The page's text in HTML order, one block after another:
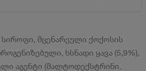
სიროფი, მცენარეული ქოქოსის
ხსნადი ყავა (5,9%),
აგენტი (მალტოდექსტრინი,